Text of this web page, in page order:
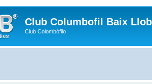
Club Columbofil Baix
Club Colombófilo